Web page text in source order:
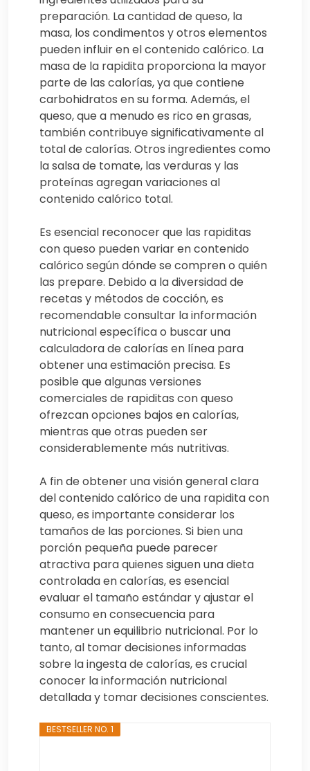
preparación. La cantidad de queso, la
masa, los condimentos y otros elementos
pueden influir en el contenido calórico. La
masa de la rapidita proporciona la mayor
parte de las calorías, ya que contiene
carbohidratos en su forma. Además, el
queso, que a menudo es rico en grasas,
también contribuye significativamente al
total de calorías. Otros ingredientes como
la salsa de tomate, las verduras y las
proteínas agregan variaciones al
contenido calórico total.
Es esencial reconocer que las rapiditas
con queso pueden variar en contenido
calórico según dónde se compren o quién
las prepare. Debido a la diversidad de
recetas y métodos de cocción, es
recomendable consultar la información
nutricional específica o buscar una
calculadora de calorías en línea para
obtener una estimación precisa. Es
posible que algunas versiones
comerciales de rapiditas con queso
ofrezcan opciones bajos en calorías,
mientras que otras pueden ser
considerablemente más nutritivas.
A fin de obtener una visión general clara
del contenido calórico de una rapidita con
queso, es importante considerar los
tamaños de las porciones. Si bien una
porción pequeña puede parecer
atractiva para quienes siguen una dieta
controlada en calorías, es esencial
evaluar el tamaño estándar y ajustar el
consumo en consecuencia para
mantener un equilibrio nutricional. Por lo
tanto, al tomar decisiones informadas
sobre la ingesta de calorías, es crucial
conocer la información nutricional
detallada y tomar decisiones conscientes.
BESTSELLER NO. 1